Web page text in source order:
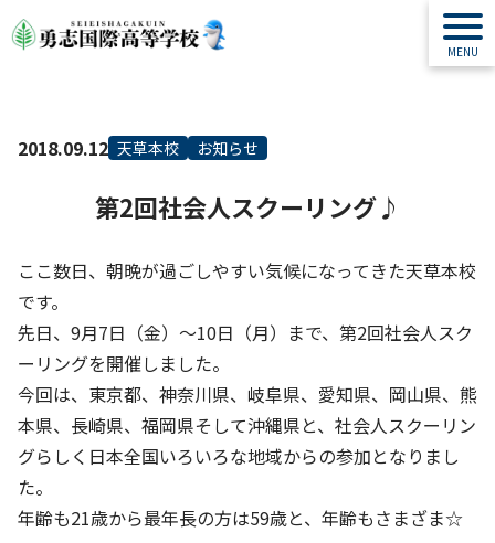
2018.09.12 天草本校 お知らせ
第2回社会人スクーリング♪
ここ数日、朝晩が過ごしやすい気候になってきた天草本校
です。
先日、9月7日（金）～10日（月）まで、第2回社会人スク
ーリングを開催しました。
今回は、東京都、神奈川県、岐阜県、愛知県、岡山県、熊
本県、長崎県、福岡県そして沖縄県と、社会人スクーリン
グらしく日本全国いろいろな地域からの参加となりまし
た。
年齢も21歳から最年長の方は59歳と、年齢もさまざま☆